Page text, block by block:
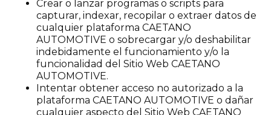
Crear o lanzar programas o scripts para
capturar, indexar, recopilar o extraer datos de
cualquier plataforma CAETANO
AUTOMOTIVE o sobrecargar y/o deshabilitar
indebidamente el funcionamiento y/o la
funcionalidad del Sitio Web CAETANO
AUTOMOTIVE.
Intentar obtener acceso no autorizado a la
plataforma CAETANO AUTOMOTIVE o dañar
cualquier aspecto del Sitio Web CAETANO